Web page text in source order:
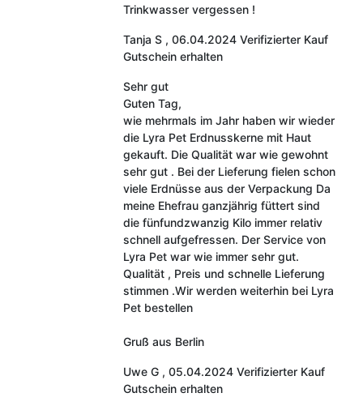
Trinkwasser vergessen !
Tanja S , 06.04.2024 Verifizierter Kauf
Gutschein erhalten
Sehr gut
Guten Tag,
wie mehrmals im Jahr haben wir wieder
die Lyra Pet Erdnusskerne mit Haut
gekauft. Die Qualität war wie gewohnt
sehr gut . Bei der Lieferung fielen schon
viele Erdnüsse aus der Verpackung Da
meine Ehefrau ganzjährig füttert sind
die fünfundzwanzig Kilo immer relativ
schnell aufgefressen. Der Service von
Lyra Pet war wie immer sehr gut.
Qualität , Preis und schnelle Lieferung
stimmen .Wir werden weiterhin bei Lyra
Pet bestellen
Gruß aus Berlin
Uwe G , 05.04.2024 Verifizierter Kauf
Gutschein erhalten